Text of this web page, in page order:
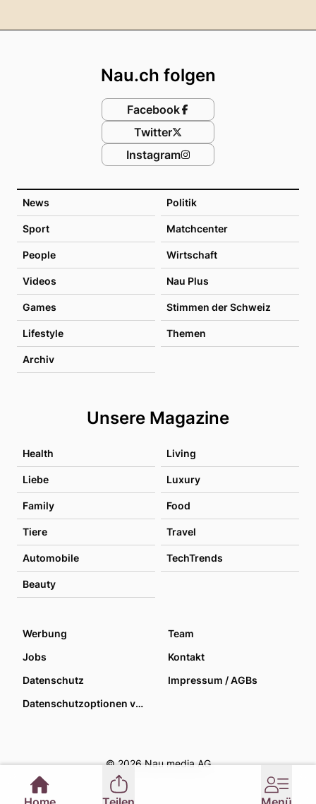
News Politik
Sport Matchcenter
People Wirtschaft
Videos Nau Plus
Games Stimmen der Schweiz
Lifestyle Themen
Archiv
Unsere Magazine
Health Living
Liebe Luxury
Family Food
Tiere Travel
Automobile TechTrends
Beauty
Nau.ch folgen
Facebook
Twitter
Instagram
Werbung
Team
Jobs
Kontakt
Datenschutz
Impressum / AGBs
Datenschutzoptionen verwalten
© 2026 Nau media AG